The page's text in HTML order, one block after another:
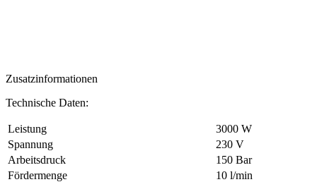
Zusatzinformationen
Technische Daten:
Leistung
3000 W
Spannung
230 V
Arbeitsdruck
150 Bar
Fördermenge
10 l/min